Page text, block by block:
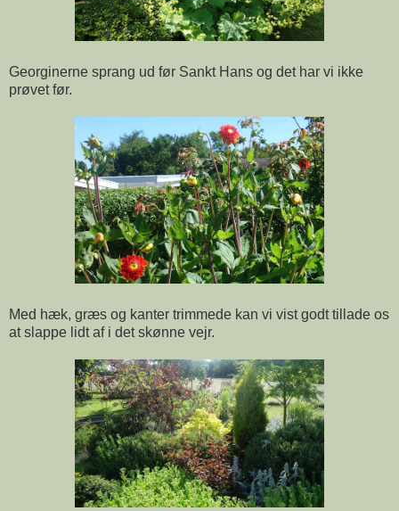
Georginerne sprang ud før Sankt Hans og det har vi ikke
prøvet før.
Med hæk, græs og kanter trimmede kan vi vist godt tillade os
at slappe lidt af i det skønne vejr.